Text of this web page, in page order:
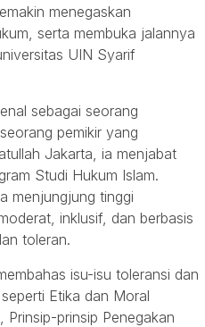
menegaskan
serta membuka jalannya
UIN Syarif
sebagai seorang
pemikir yang
Jakarta, ia menjabat
Studi Hukum Islam.
menjungjung tinggi
inklusif, dan berbasis
toleran.
isu-isu toleransi dan
Etika dan Moral
Prinsip-prinsip Penegakan